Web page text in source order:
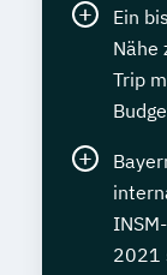
Ein
Nähe
Trip
2021